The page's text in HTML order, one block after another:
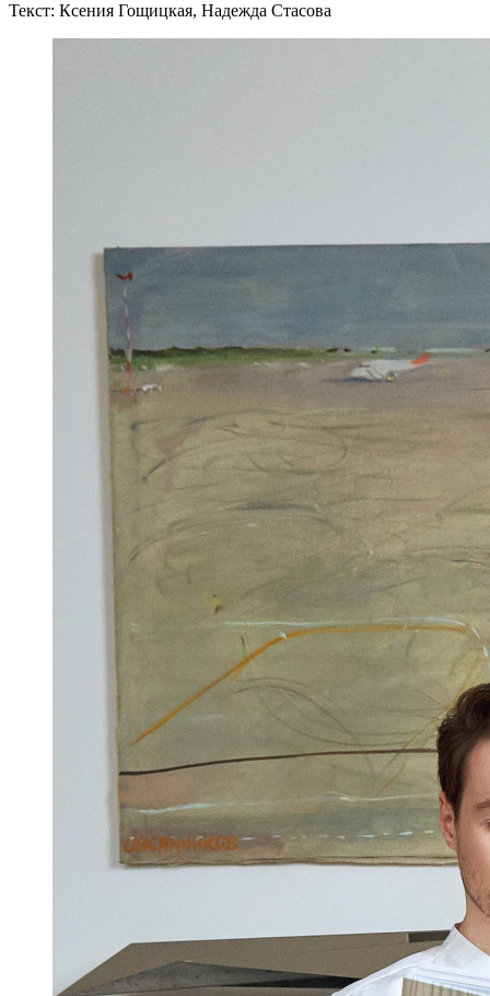
Текст: Ксения Гощицкая, Надежда Стасова